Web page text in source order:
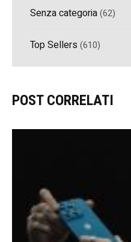
Senza categoria(62)
Top Sellers (610)
POST CORRELATI